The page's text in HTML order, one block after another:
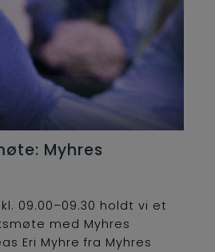
Myhres
09.00–09.30 holdt vi et
med Myhres
Eri Myhre fra Myhres